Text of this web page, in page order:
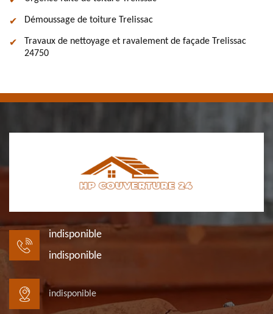
Démoussage de toiture Trelissac
Travaux de nettoyage et ravalement de façade Trelissac
24750
indisponible
indisponible
indisponible